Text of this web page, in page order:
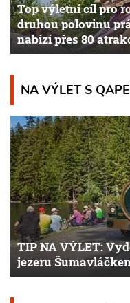
Top výletní cíl pro
druhou polovinu
nabízí přes 80
NA VÝLET S
TIP NA VÝLET:
jezeru